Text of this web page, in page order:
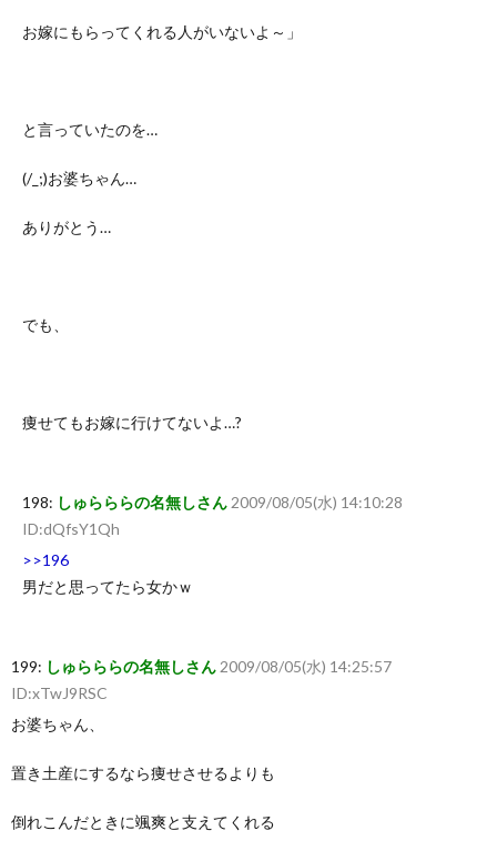
お嫁にもらってくれる人がいないよ～」
と言っていたのを…
(/_;)お婆ちゃん…
ありがとう…
でも、
痩せてもお嫁に行けてないよ…?
198: しゅらららの名無しさん 2009/08/05(水) 14:10:28
ID:dQfsY1Qh
>>196
男だと思ってたら女かｗ
199: しゅらららの名無しさん 2009/08/05(水) 14:25:57
ID:xTwJ9RSC
お婆ちゃん、
置き土産にするなら痩せさせるよりも
倒れこんだときに颯爽と支えてくれる